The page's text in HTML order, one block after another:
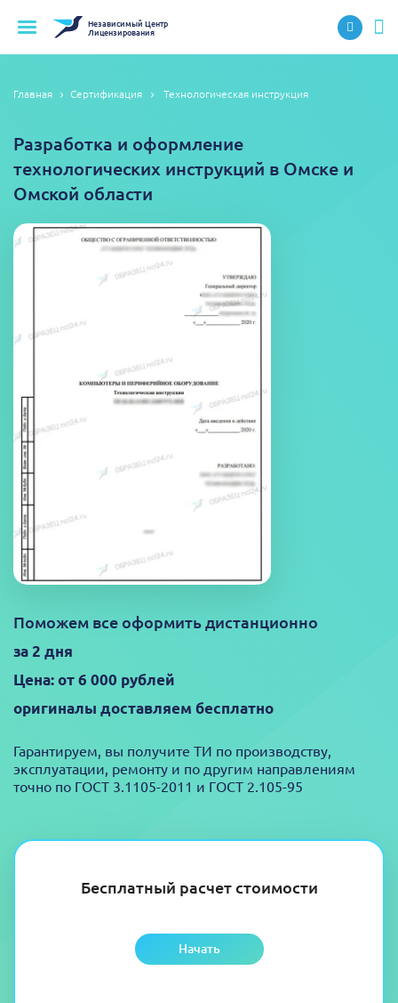
НезависимыйЦентр
Лицензирования
Главная Сертификация Технологическая инструкция
Бесплатный расчет стоимости
Начать
Разработка и оформление
технологических инструкций в Омске и
Омской области
Поможем все оформить дистанционно
за 2 дня
Цена: от 6 000 рублей
оригиналы доставляем бесплатно
Гарантируем, вы получите ТИ по производству,
эксплуатации, ремонту и по другим направлениям
точно по ГОСТ 3.1105-2011 и ГОСТ 2.105-95